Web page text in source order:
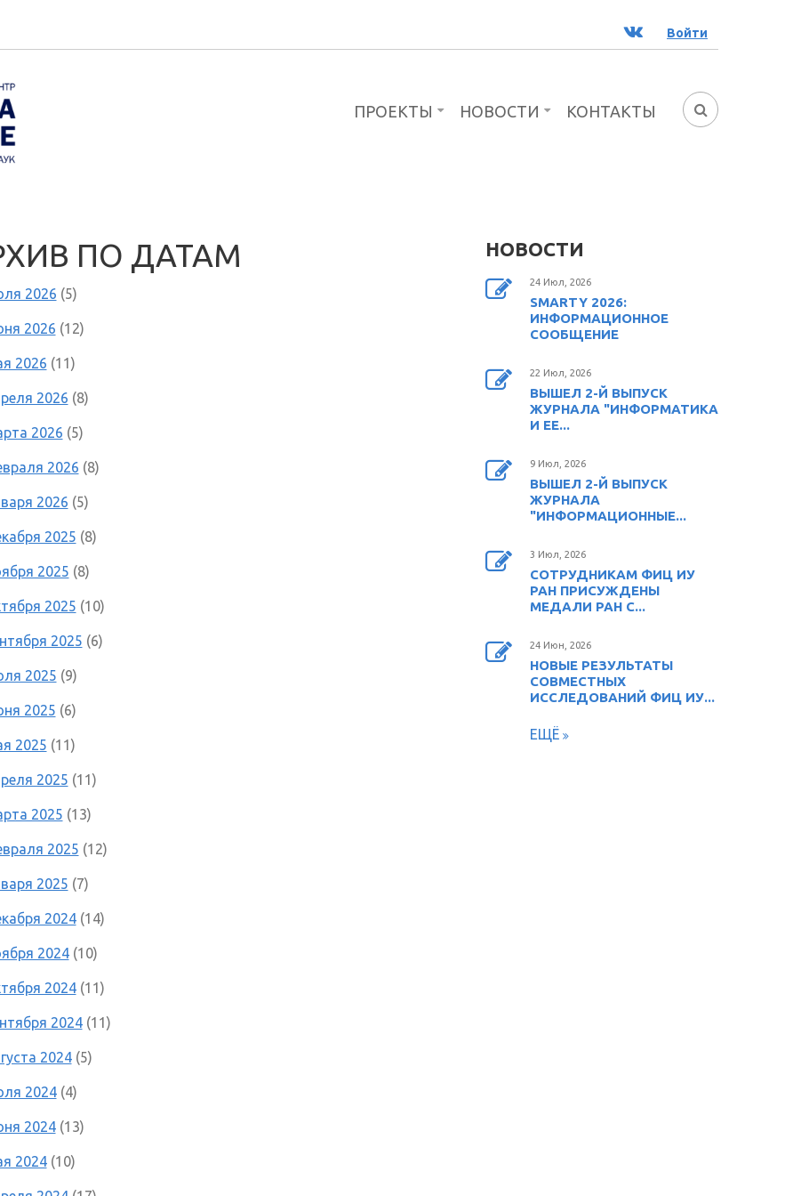
ВК Войти
ФОРМА
ПРОЕКТЫ НОВОСТИ КОНТАКТЫ
ПО ДАТАМ
2026 (5)
2026 (12)
2026 (11)
2026 (8)
2026 (5)
2026 (8)
2026 (5)
2025 (8)
2025 (8)
2025 (10)
2025 (6)
2025 (9)
2025 (6)
2025 (11)
2025 (11)
2025 (13)
2025 (12)
2025 (7)
2024(14)
2024(10)
2024(11)
2024(11)
2024(5)
2024(4)
2024(13)
2024(10)
НОВОСТИ
24 Июл, 2026
SMARTY 2026:
ИНФОРМАЦИОННОЕ
СООБЩЕНИЕ
22 Июл, 2026
ВЫШЕЛ 2-Й ВЫПУСК
ЖУРНАЛА "ИНФОРМАТИКА
И ЕЕ...
9 Июл, 2026
ВЫШЕЛ 2-Й ВЫПУСК
ЖУРНАЛА
"ИНФОРМАЦИОННЫЕ...
3 Июл, 2026
СОТРУДНИКАМ ФИЦ ИУ
РАН ПРИСУЖДЕНЫ
МЕДАЛИ РАН С...
24 Июн, 2026
НОВЫЕ РЕЗУЛЬТАТЫ
СОВМЕСТНЫХ
ИССЛЕДОВАНИЙ ФИЦ ИУ...
ЕЩЁ